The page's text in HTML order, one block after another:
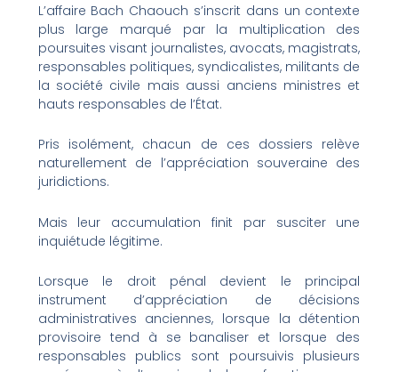
L’affaire Bach Chaouch s’inscrit dans un contexte
plus large marqué par la multiplication des
poursuites visant journalistes, avocats, magistrats,
responsables politiques, syndicalistes, militants de
la société civile mais aussi anciens ministres et
hauts responsables de l’État.
Pris isolément, chacun de ces dossiers relève
naturellement de l’appréciation souveraine des
juridictions.
Mais leur accumulation finit par susciter une
inquiétude légitime.
Lorsque le droit pénal devient le principal
instrument d’appréciation de décisions
administratives anciennes, lorsque la détention
provisoire tend à se banaliser et lorsque des
responsables publics sont poursuivis plusieurs